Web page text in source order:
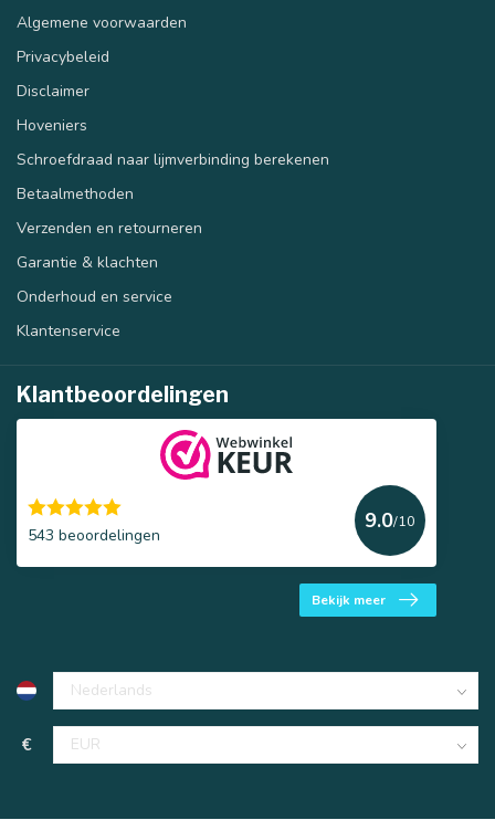
Algemene voorwaarden
Privacybeleid
Disclaimer
Hoveniers
Schroefdraad naar lijmverbinding berekenen
Betaalmethoden
Verzenden en retourneren
Garantie & klachten
Onderhoud en service
Klantenservice
Klantbeoordelingen
543 beoordelingen
9.0/10
Bekijk meer
€